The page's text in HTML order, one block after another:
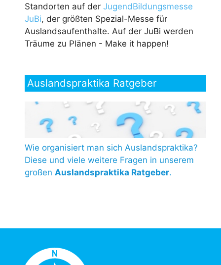
Standorten auf der JugendBildungsmesse
JuBi, der größten Spezial-Messe für
Auslandsaufenthalte. Auf der JuBi werden
Träume zu Plänen - Make it happen!
Auslandspraktika Ratgeber
Wie organisiert man sich Auslandspraktika?
Diese und viele weitere Fragen in unserem
großen Auslandspraktika Ratgeber.